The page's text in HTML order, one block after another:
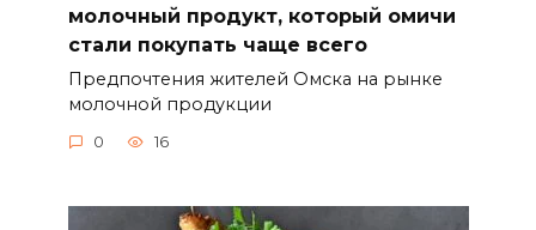
молочный продукт, который омичи
стали покупать чаще всего
Предпочтения жителей Омска на рынке
молочной продукции
0 16